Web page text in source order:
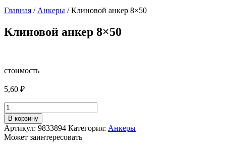
Главная / Анкеры / Клиновой анкер 8×50
Клиновой анкер 8×50
стоимость
5,60 ₽
Количество
товара
Клиновой
анкер
8x50
В корзину
Артикул: 9833894 Категория: Анкеры
Может заинтересовать